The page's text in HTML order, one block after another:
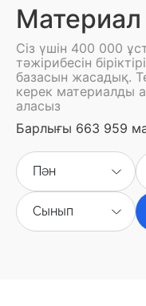
Материал
Сіз үшін 400 000
тәжірибесін
базасын жасадық.
керек материалды
аласыз
Барлығы 663 959
Пән
Сынып